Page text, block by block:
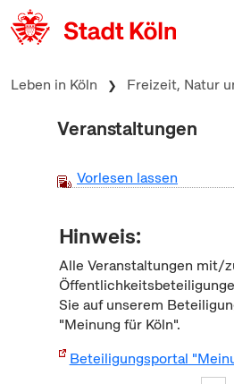
zum Inhalt springen
Leben in Köln Freizeit, Natur
Veranstaltungen
Vorlesen lassen
Hinweis:
Alle Veranstaltungen mit/
Sie auf unserem
"Meinung für Köln".
Beteiligungsportal